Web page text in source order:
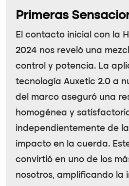
Primeras
El contacto inicial con la
2024 nos reveló una
control y potencia. La
tecnología Auxetic 2.0 a
del marco aseguró una
homogénea y
independientemente de
impacto en la cuerda.
convirtió en uno de los
nosotros, amplificando la